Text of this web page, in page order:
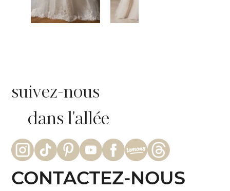
suivez-nous
dans l'allée
CONTACTEZ-NOUS